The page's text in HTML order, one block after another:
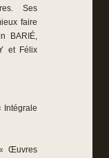
Ses
faire
BARIÉ,
et Félix
Intégrale
Œuvres